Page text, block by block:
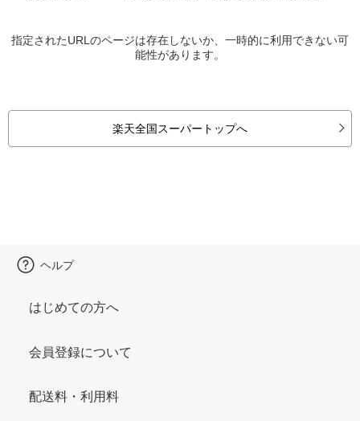
指定されたURLのページは存在しないか、一時的に利用できない可
能性があります。
楽天全国スーパートップへ
ヘルプ
はじめての方へ
会員登録について
配送料・利用料